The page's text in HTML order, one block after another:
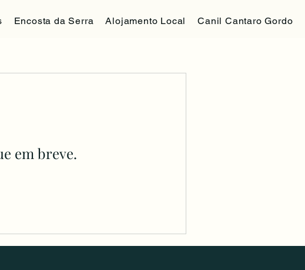
Encosta da Serra Alojamento Local Canil Cantaro Gordo
em breve.